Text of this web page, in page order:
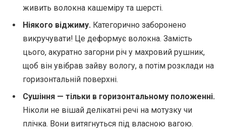
живить волокна кашеміру та шерсті.
Ніякого віджиму. Категорично заборонено
викручувати! Це деформує волокна. Замість
цього, акуратно загорни річ у махровий рушник,
щоб він увібрав зайву вологу, а потім розклади на
горизонтальній поверхні.
Сушіння — тільки в горизонтальному положенні.
Ніколи не вішай делікатні речі на мотузку чи
плічка. Вони витягнуться під власною вагою.